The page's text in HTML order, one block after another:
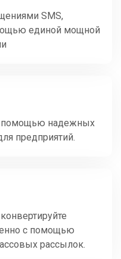
SMS,
единой мощной
помощью надежных
предприятий.
с помощью
рассылок.